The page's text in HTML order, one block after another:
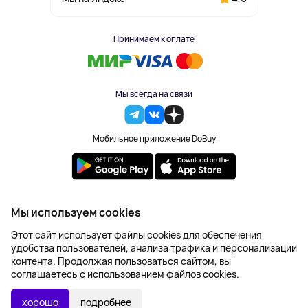
В КОРЗИНУ
Принимаем к оплате
Мы всегда на связи
Мобильное приложение DoBuy
2023-2026 © DoBuy. Все права защищены
Правила обработки персональных данных
Пользовательское соглашение
Оферта
Создание сайта – NetLab
Мы используем cookies
Этот сайт использует файлы cookies для обеспечения
удобства пользователей, анализа трафика и персонализации
контента. Продолжая пользоваться сайтом, вы
соглашаетесь с использованием файлов cookies.
хорошо подробнее